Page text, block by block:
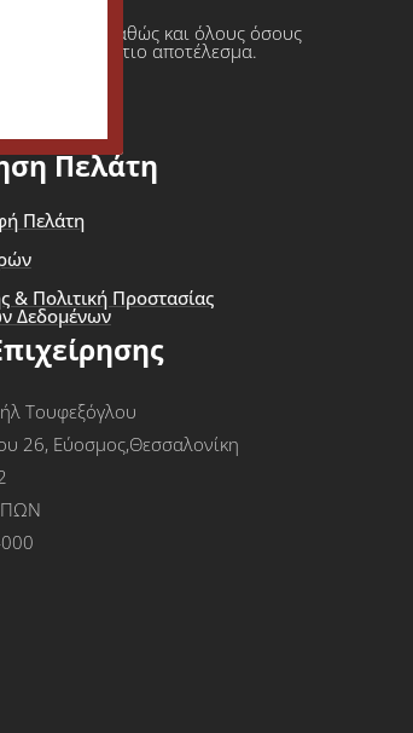
καυσίμων καθώς και όλους όσους
τελικό άρτιο αποτέλεσμα.
Πελάτη
Πελάτη
& Πολιτική Προστασίας
Δεδομένων
Τουφεξόγλου
26, Εύοσμος,Θεσσαλονίκη